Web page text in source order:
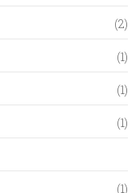
(2)
(1)
(1)
(1)
(1)